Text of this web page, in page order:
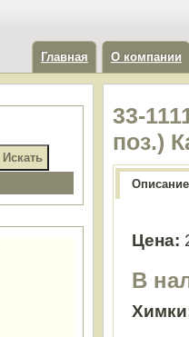
Главная О компании
33-
поз.)
Описание
Цена:
В